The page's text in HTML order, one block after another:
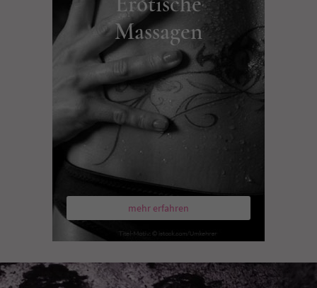
Massagen
mehr erfahren